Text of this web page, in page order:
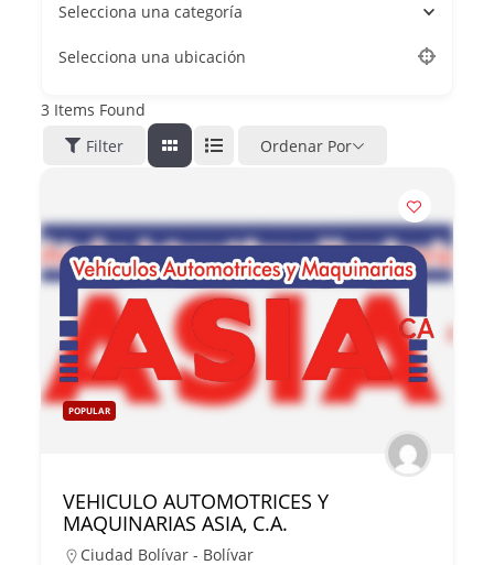
Selecciona una categoría
Selecciona una ubicación
3 Items Found
Filter
Ordenar Por
POPULAR
VEHICULO AUTOMOTRICES Y
MAQUINARIAS ASIA, C.A.
Ciudad Bolívar - Bolívar